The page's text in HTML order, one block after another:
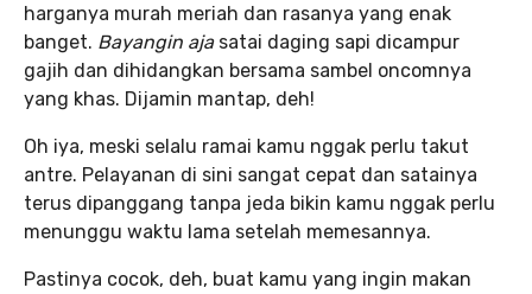
harganya murah meriah dan rasanya yang enak
banget. Bayangin ajasatai daging sapi dicampur
gajih dan dihidangkan bersama sambel oncomnya
yang khas. Dijamin mantap, deh!
Oh iya, meski selalu ramai kamu nggak perlu takut
antre. Pelayanan di sini sangat cepat dan satainya
terus dipanggang tanpa jeda bikin kamu nggak perlu
menunggu waktu lama setelah memesannya.
Pastinya cocok, deh, buat kamu yang ingin makan